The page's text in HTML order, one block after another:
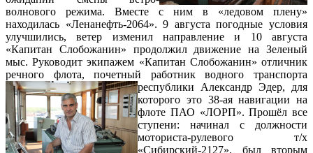
волнового режима. Вместе с ним в «ледовом плену»
находилась «Ленанефть-2064». 9 августа погодные условия
улучшились, ветер изменил направление и 10 августа
«Капитан Слобожанин» продолжил движение на Зеленый
мыс. Руководит экипажем «Капитан Слобожанин» отличник
речного флота, почетный работник водного транспорта
республики Александр Эдер, для
которого это 38-ая навигации на
флоте ПАО «ЛОРП». Прошёл все
ступени: начинал с должности
моториста-рулевого т/х
«Сибирский-2127», был вторым